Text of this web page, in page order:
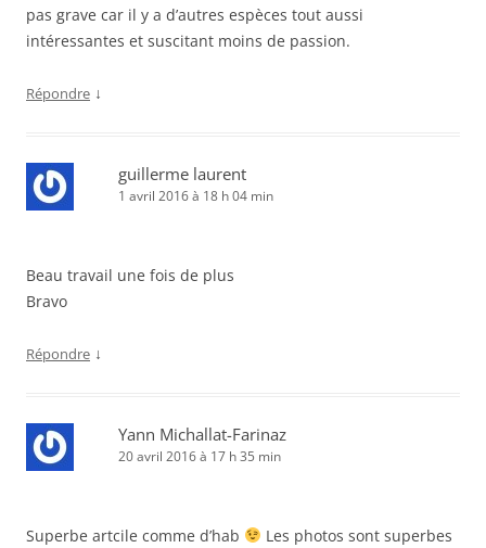
pas grave car il y a d’autres espèces tout aussi
intéressantes et suscitant moins de passion.
Répondre ↓
guillerme laurent
1 avril 2016 à 18 h 04 min
Beau travail une fois de plus
Bravo
Répondre ↓
Yann Michallat-Farinaz
20 avril 2016 à 17 h 35 min
Superbe artcile comme d’hab
Les photos sont superbes